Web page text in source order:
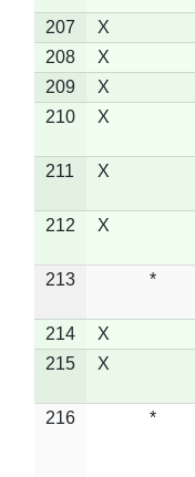
207 X
208
X
209
X
210
X
211 X
212 X
213 *
214 X
215
X
216 *